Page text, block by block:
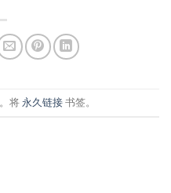
。将 永久链接 书签。